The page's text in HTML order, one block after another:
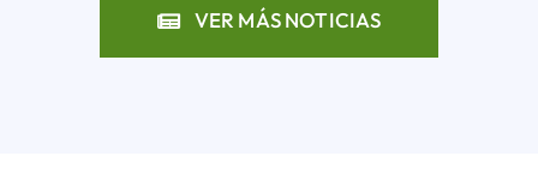
VER MÁS NOTICIAS